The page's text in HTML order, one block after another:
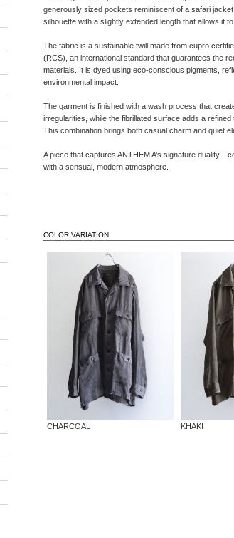
generously sized pockets reminiscent of a safari
silhouette with a slightly extended length that allows it
The fabric is a sustainable twill made from cupro
(RCS), an international standard that guarantees the
materials. It is dyed using eco-conscious pigments,
environmental impact.
The garment is finished with a wash process that
irregularities, while the fibrillated surface adds a
This combination brings both casual charm and quiet
A piece that captures ANTHEM A’s signature
with a sensual, modern atmosphere.
COLOR VARIATION
CHARCOAL KHAKI